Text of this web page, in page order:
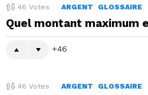
46 Votes ARGENT GLOSSAIRE
Quel montant maximum
46
46 Votes ARGENT GLOSSAIRE